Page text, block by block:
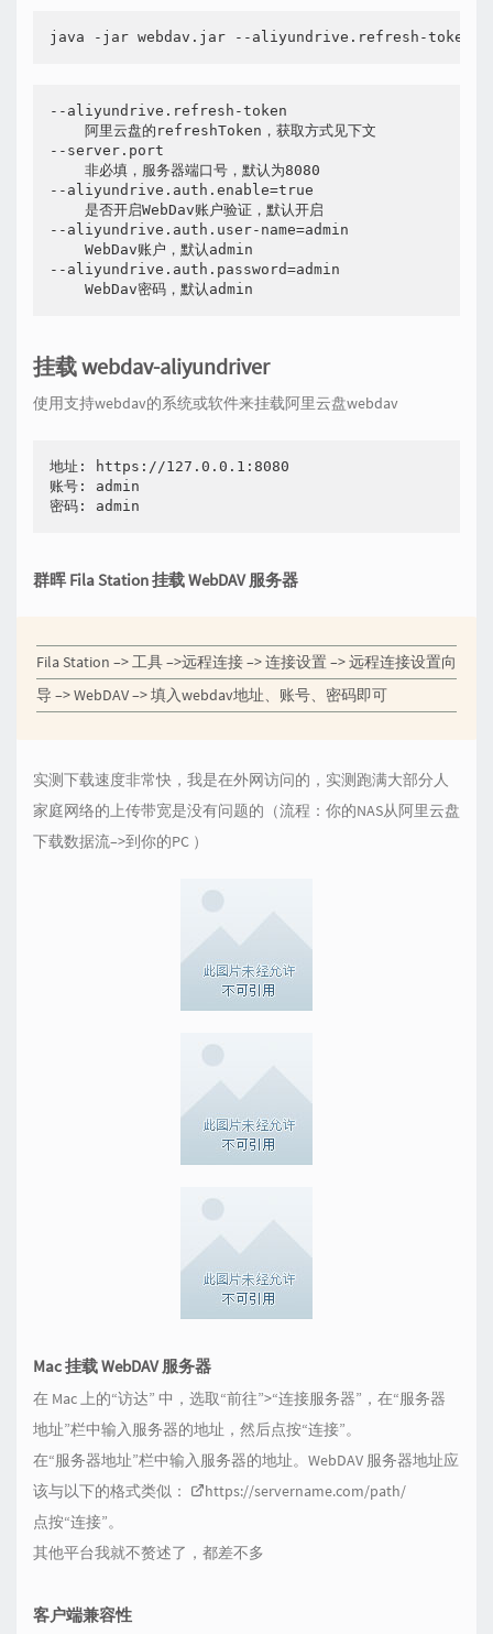
--aliyundrive.refresh-token
    阿里云盘的refreshToken，获取方式见下文
--server.port
    非必填，服务器端口号，默认为8080
--aliyundrive.auth.enable=true
    是否开启WebDav账户验证，默认开启
--aliyundrive.auth.user-name=admin
    WebDav账户，默认admin
--aliyundrive.auth.password=admin
挂载 webdav-aliyundriver
使用支持webdav的系统或软件来挂载阿里云盘webdav
地址: https://127.0.0.1:8080
账号: admin
群晖 Fila Station 挂载 WebDAV 服务器
Fila Station –> 工具 –>远程连接 –> 连接设置 –> 远程连接设置向
导 –> WebDAV –> 填入webdav地址、账号、密码即可
实测下载速度非常快，我是在外网访问的，实测跑满大部分人
家庭网络的上传带宽是没有问题的（流程：你的NAS从阿里云盘
下载数据流–>到你的PC ）
Mac 挂载 WebDAV 服务器
在 Mac 上的“访达” 中，选取“前往”>“连接服务器”，在“服务器
地址”栏中输入服务器的地址，然后点按“连接”。
在“服务器地址”栏中输入服务器的地址。WebDAV 服务器地址应
该与以下的格式类似：
https://servername.com/path/
点按“连接”。
其他平台我就不赘述了，都差不多
客户端兼容性